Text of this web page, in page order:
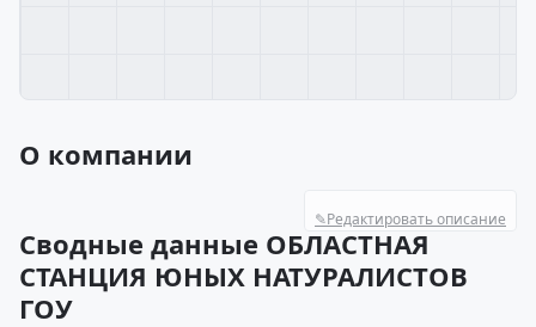
О компании
✎Редактировать описание
Сводные данные ОБЛАСТНАЯ
СТАНЦИЯ ЮНЫХ НАТУРАЛИСТОВ
ГОУ